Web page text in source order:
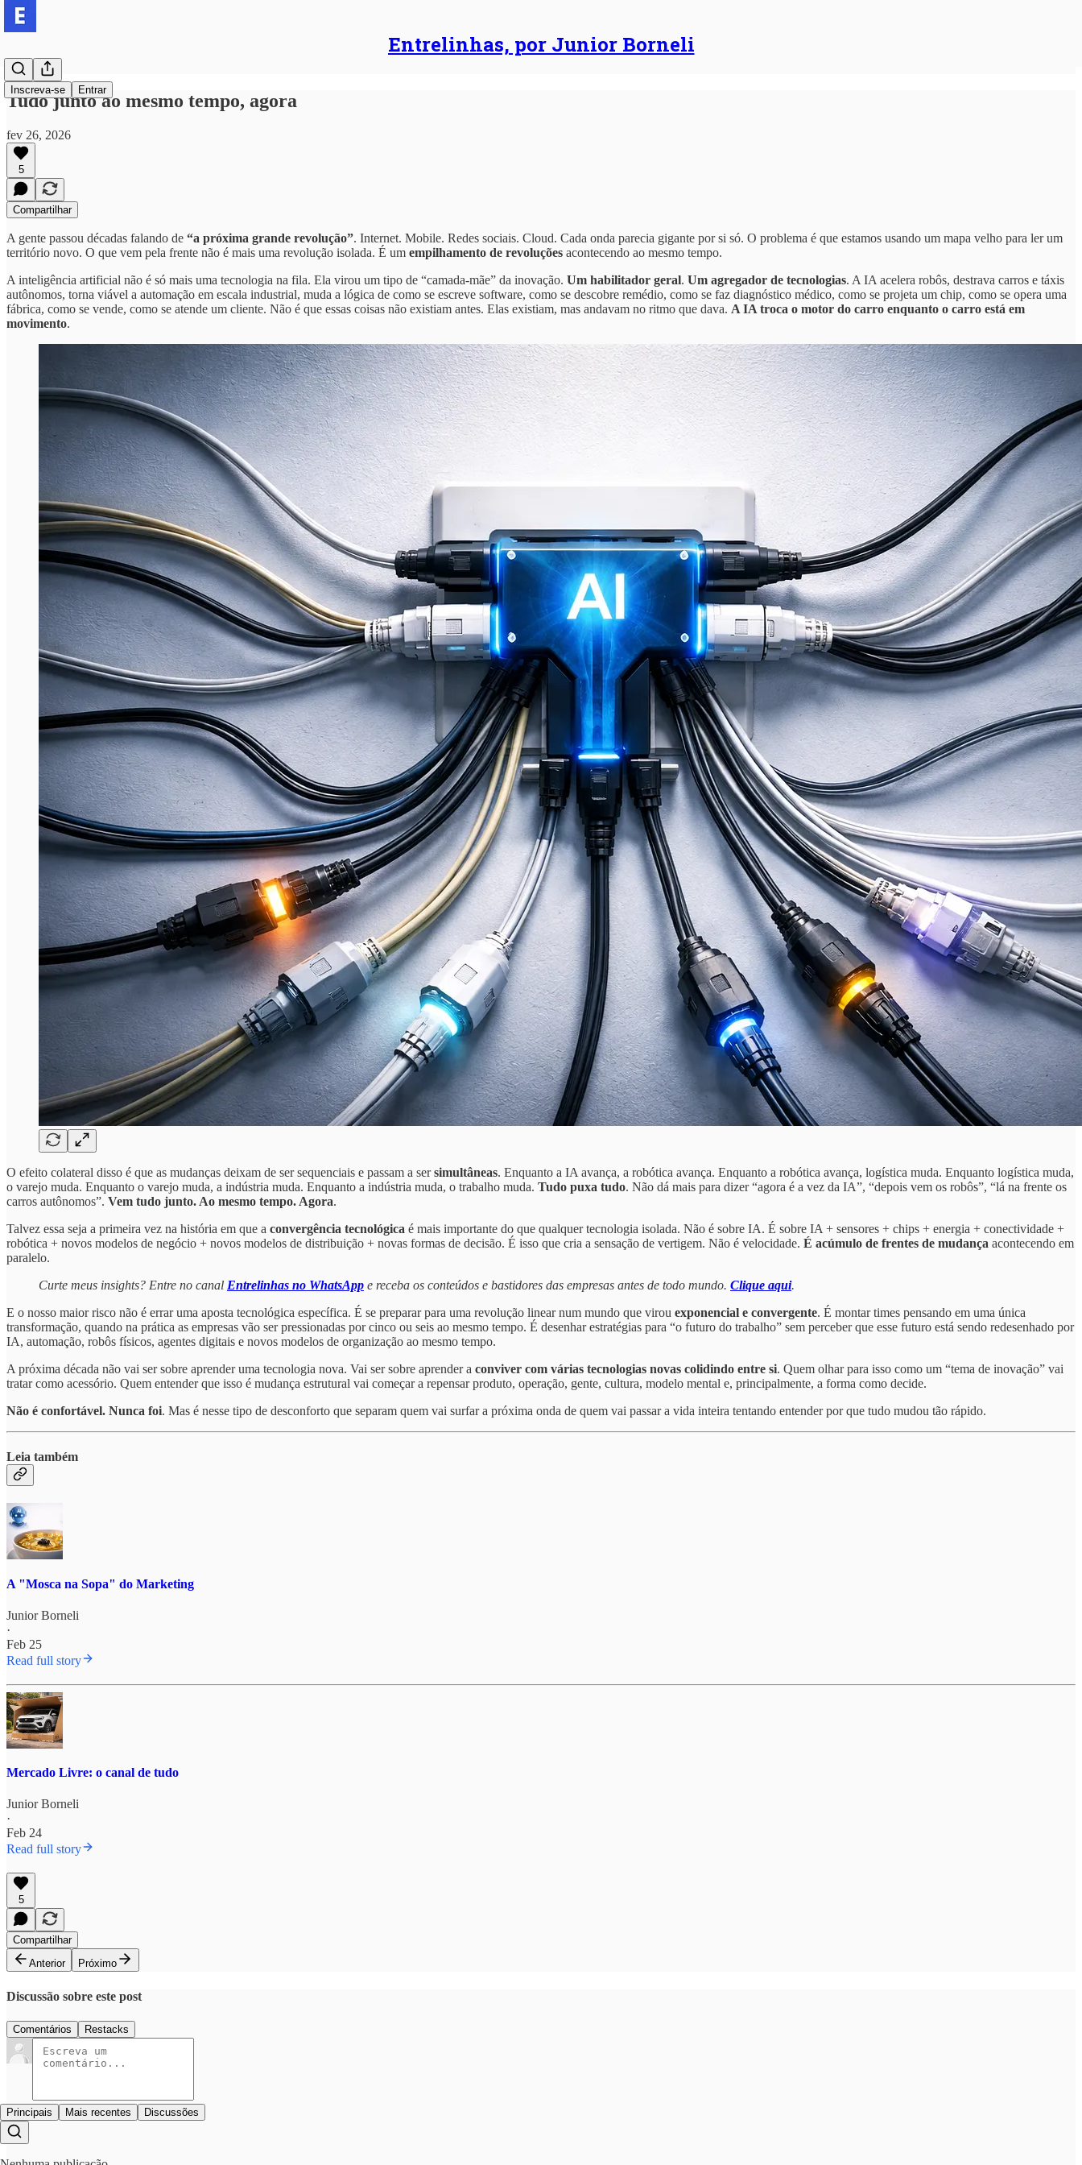
Entrelinhas, por Junior Borneli
Inscreva-se Entrar
Tudo junto ao mesmo tempo, agora
fev 26, 2026
5
Compartilhar
A gente passou décadas falando de “a próxima grande revolução”. Internet. Mobile. Redes sociais. Cloud. Cada onda parecia gigante por si só. O problema é que estamos usando um mapa velho para ler um
território novo. O que vem pela frente não é mais uma revolução isolada. É um empilhamento de revoluções acontecendo ao mesmo tempo.
A inteligência artificial não é só mais uma tecnologia na fila. Ela virou um tipo de “camada-mãe” da inovação. Um habilitador geral. Um agregador de tecnologias. A IA acelera robôs, destrava carros e táxis
autônomos, torna viável a automação em escala industrial, muda a lógica de como se escreve software, como se descobre remédio, como se faz diagnóstico médico, como se projeta um chip, como se opera uma
fábrica, como se vende, como se atende um cliente. Não é que essas coisas não existiam antes. Elas existiam, mas andavam no ritmo que dava. A IA troca o motor do carro enquanto o carro está em
movimento.
O efeito colateral disso é que as mudanças deixam de ser sequenciais e passam a sersimultâneas. Enquanto a IA avança, a robótica avança. Enquanto a robótica avança, logística muda. Enquanto logística muda,
o varejo muda. Enquanto o varejo muda, a indústria muda. Enquanto a indústria muda, o trabalho muda. Tudo puxa tudo. Não dá mais para dizer “agora é a vez da IA”, “depois vem os robôs”, “lá na frente os
carros autônomos”. Vem tudo junto. Ao mesmo tempo. Agora.
Talvez essa seja a primeira vez na história em que a convergência tecnológica é mais importante do que qualquer tecnologia isolada. Não é sobre IA. É sobre IA + sensores + chips + energia + conectividade +
robótica + novos modelos de negócio + novos modelos de distribuição + novas formas de decisão. É isso que cria a sensação de vertigem. Não é velocidade. É acúmulo de frentes de mudança acontecendo em
paralelo.
Curte meus insights? Entre no canal Entrelinhas no WhatsApp e receba os conteúdos e bastidores das empresas antes de todo mundo. Clique aqui.
E o nosso maior risco não é errar uma aposta tecnológica específica. É se preparar para uma revolução linear num mundo que virou exponencial e convergente. É montar times pensando em uma única
transformação, quando na prática as empresas vão ser pressionadas por cinco ou seis ao mesmo tempo. É desenhar estratégias para “o futuro do trabalho” sem perceber que esse futuro está sendo redesenhado por
IA, automação, robôs físicos, agentes digitais e novos modelos de organização ao mesmo tempo.
A próxima década não vai ser sobre aprender uma tecnologia nova. Vai ser sobre aprender a conviver com várias tecnologias novas colidindo entre si. Quem olhar para isso como um “tema de inovação” vai
tratar como acessório. Quem entender que isso é mudança estrutural vai começar a repensar produto, operação, gente, cultura, modelo mental e, principalmente, a forma como decide.
Não é confortável. Nunca foi. Mas é nesse tipo de desconforto que separam quem vai surfar a próxima onda de quem vai passar a vida inteira tentando entender por que tudo mudou tão rápido.
Leia também
A "Mosca na Sopa" do Marketing
Junior Borneli
·
Feb 25
Read full story
Mercado Livre: o canal de tudo
Junior Borneli
·
Feb 24
Read full story
5
Compartilhar
Anterior
Próximo
Discussão sobre este post
Comentários Restacks
Principais Mais recentes Discussões